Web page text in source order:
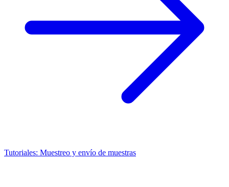
Tutoriales: Muestreo y envío de muestras